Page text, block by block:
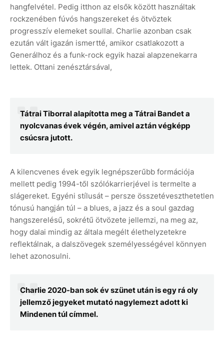
hangfelvétel. Pedig itthon az elsők között használtak
rockzenében fúvós hangszereket és ötvöztek
progresszív elemeket soullal. Charlie azonban csak
ezután vált igazán ismertté, amikor csatlakozott a
Generálhoz és a funk-rock egyik hazai alapzenekarra
lettek. Ottani zenésztársával,
Tátrai Tiborral alapította meg a Tátrai Bandet a
nyolcvanas évek végén, amivel aztán végképp
csúcsra jutott.
A kilencvenes évek egyik legnépszerűbb formációja
mellett pedig 1994-től szólókarrierjével is termelte a
slágereket. Egyéni stílusát – persze összetéveszthetetlen
tónusú hangján túl – a blues, a jazz és a soul gazdag
hangszerelésű, sokrétű ötvözete jellemzi, na meg az,
hogy dalai mindig az általa megélt élethelyzetekre
reflektálnak, a dalszövegek személyességével könnyen
lehet azonosulni.
Charlie 2020-ban sok év szünet után is egy rá oly
jellemző jegyeket mutató nagylemezt adott ki
Mindenen túl címmel.